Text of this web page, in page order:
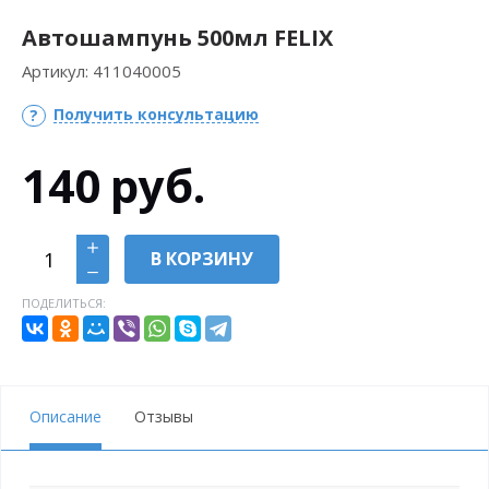
Автошампунь 500мл FELIX
Артикул: 411040005
Получить консультацию
140 руб.
В КОРЗИНУ
ПОДЕЛИТЬСЯ:
Описание Отзывы